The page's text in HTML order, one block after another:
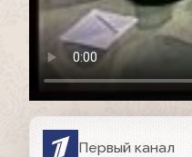
Первый канал